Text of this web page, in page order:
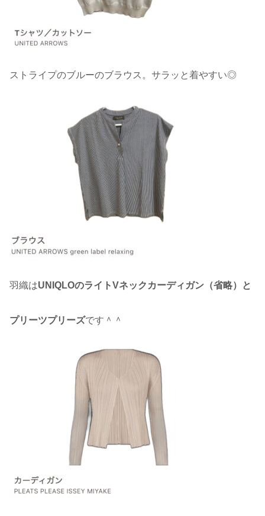
ストライプのブルーのブラウス。サラッと着やすい◎
羽織はUNIQLOのライトVネックカーディガン（省略）と
プリーツプリーズです＾＾